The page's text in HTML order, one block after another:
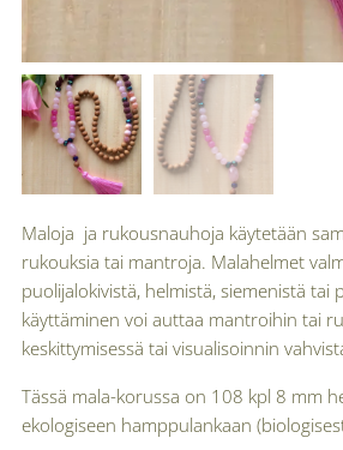
Maloja ja rukousnauhoja käytetään
rukouksia tai mantroja. Malahelmet
puolijalokivistä, helmistä, siemenistä tai
käyttäminen voi auttaa mantroihin tai
keskittymisessä tai visualisoinnin
Tässä mala-korussa on 108 kpl 8 mm
ekologiseen hamppulankaan